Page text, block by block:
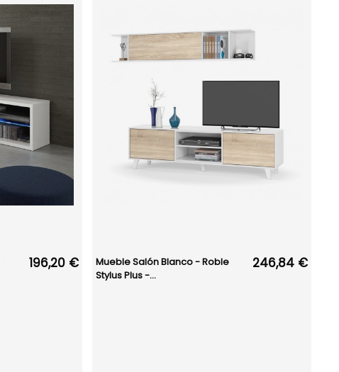
196,20 €
Mueble Salón Blanco - Roble
Stylus Plus -...
246,84 €